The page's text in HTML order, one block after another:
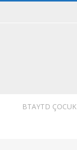
BTAYTD ÇOCUK